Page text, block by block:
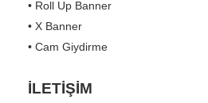
• Roll Up Banner
• X Banner
• Cam Giydirme
İLETİŞİM